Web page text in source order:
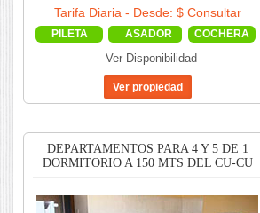
Tarifa Diaria - Desde: $ Consultar
PILETA ASADOR COCHERA
Ver Disponibilidad
DEPARTAMENTOS PARA 4 Y 5 DE 1
DORMITORIO A 150 MTS DEL CU-CU